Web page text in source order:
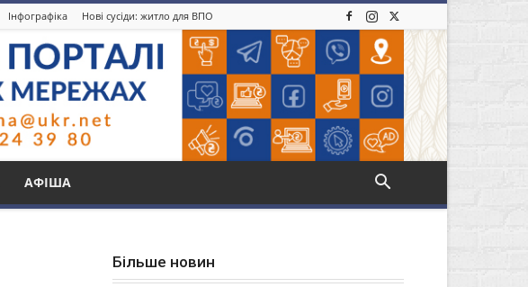
Інфографіка Нові сусіди: житло для ВПО
АФІША
Більше новин